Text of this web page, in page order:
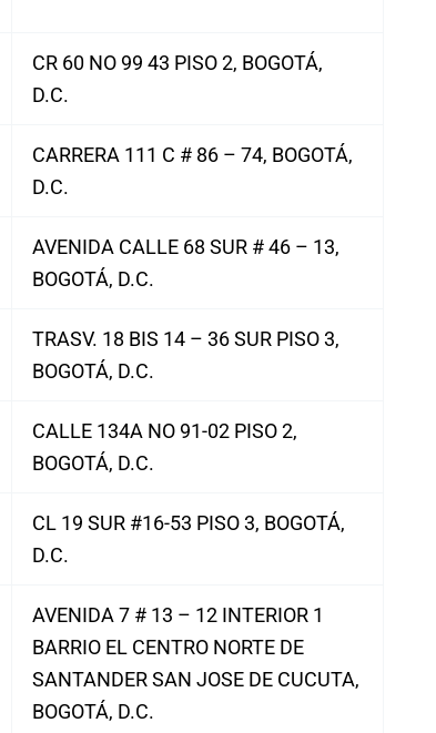
CR 60 NO 99 43 PISO 2, BOGOTÁ,
D.C.
CARRERA 111 C # 86 – 74, BOGOTÁ,
D.C.
AVENIDA CALLE 68 SUR # 46 – 13,
BOGOTÁ, D.C.
TRASV. 18 BIS 14 – 36 SUR PISO 3,
BOGOTÁ, D.C.
CALLE 134A NO 91-02 PISO 2,
BOGOTÁ, D.C.
CL 19 SUR #16-53 PISO 3, BOGOTÁ,
D.C.
AVENIDA 7 # 13 – 12 INTERIOR 1
BARRIO EL CENTRO NORTE DE
SANTANDER SAN JOSE DE CUCUTA,
BOGOTÁ, D.C.